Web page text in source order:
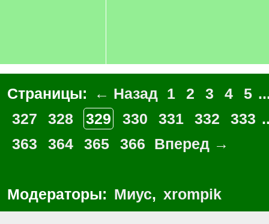
Страницы: ← Назад 1 2 3 4 5
327
328 329 330 331 332 333
363
364 365 366 Вперед →
Модераторы: Миус, xrompik